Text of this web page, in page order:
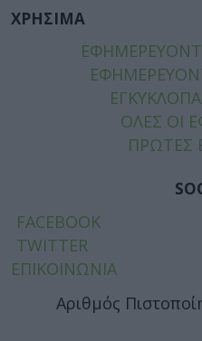
ΧΡΗΣΙΜΑ
ΟΛΕΣ ΟΙ
ΠΡΩΤΕΣ
FACEBOOK
TWITTER
ΕΠΙΚΟΙΝΩΝΙΑ
Αριθμός